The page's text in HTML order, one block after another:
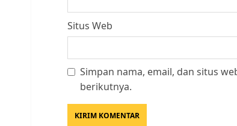
Situs Web
Simpan nama, email, dan situs
berikutnya.